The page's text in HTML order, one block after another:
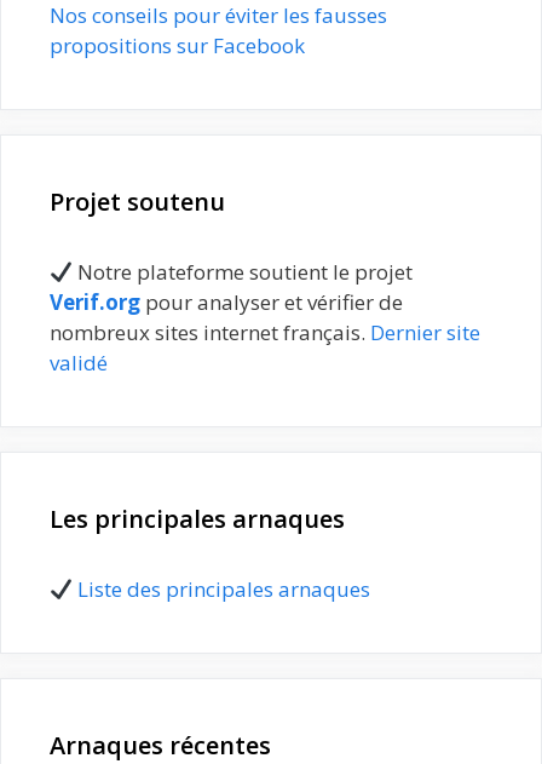
Nos conseils pour éviter les fausses
propositions sur Facebook
Projet soutenu
Notre plateforme soutient le projet
Verif.org pour analyser et vérifier de
nombreux sites internet français. Dernier site
validé
Les principales arnaques
Liste des principales arnaques
Arnaques récentes